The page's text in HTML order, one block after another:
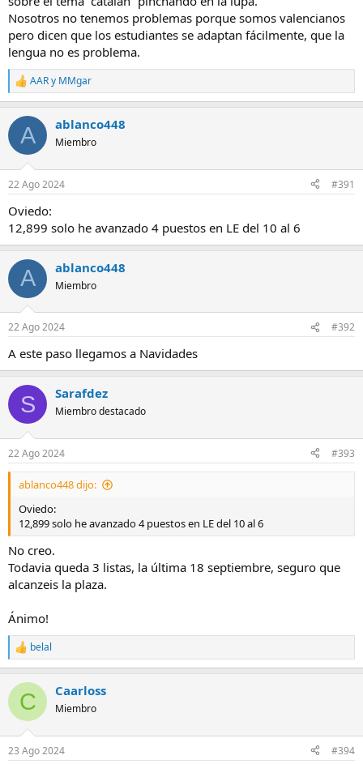
Nosotros no tenemos problemas porque somos valencianos
pero dicen que los estudiantes se adaptan fácilmente, que la
lengua no es problema.
R
e
c
i
e
:
AARy MMgar
A ablanco448
Miembro
22 Ago 2024 #391
Oviedo:
12,899 solo he avanzado 4 puestos en LE del 10 al 6
A ablanco448
Miembro
22 Ago 2024 #392
A este paso llegamos a Navidades
S Sarafdez
Miembro destacado
22 Ago 2024 #393
ablanco448 dijo:
Oviedo:
12,899 solo he avanzado 4 puestos en LE del 10 al 6
No creo.
Todavia queda 3 listas, la última 18 septiembre, seguro que
alcanzeis la plaza.
Ánimo!
R
e
c
i
e
belal
C Caarloss
Miembro
23 Ago 2024 #394